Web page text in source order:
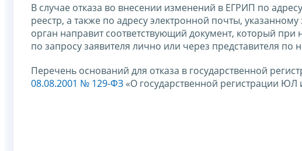
В случае отказа во внесении изменений в ЕГРИП по
реестр, а также по адресу электронной почты,
орган направит соответствующий документ, который
по запросу заявителя лично или через представителя
Перечень оснований для отказа в государственной
08.08.2001 № 129-ФЗ «О государственной регистрации ЮЛ